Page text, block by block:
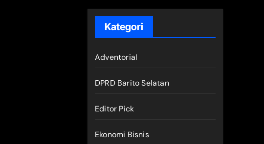
Kategori
Adventorial
DPRD Barito Selatan
Editor Pick
Ekonomi Bisnis